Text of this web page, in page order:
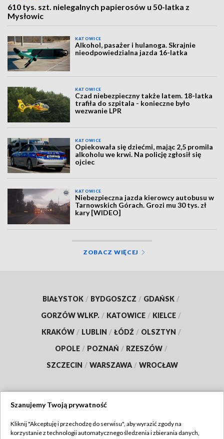
610 tys. szt. nielegalnych papierosów u 50-latka z
Mysłowic
KATOWICE
Alkohol, pasażer i hulanoga. Skrajnie
nieodpowiedzialna jazda 16-latka
KATOWICE
Czad niebezpieczny także latem. 18-latka
trafiła do szpitala - konieczne było
wezwanie LPR
KATOWICE
Opiekowała się dziećmi, mając 2,5 promila
alkoholu we krwi. Na policję zgłosił się
ojciec
KATOWICE
Niebezpieczna jazda kierowcy autobusu w
Tarnowskich Górach. Grozi mu 30 tys. zł
kary [WIDEO]
ZOBACZ WIĘCEJ
BIAŁYSTOK / BYDGOSZCZ / GDAŃSK /
GORZÓW WLKP. / KATOWICE / KIELCE /
KRAKÓW / LUBLIN / ŁÓDŹ / OLSZTYN /
OPOLE / POZNAŃ / RZESZÓW /
SZCZECIN / WARSZAWA / WROCŁAW
TVP
Szanujemy Twoją prywatność
Kliknij "Akceptuję i przechodzę do serwisu", aby wyrazić zgody na
korzystanie z technologii automatycznego śledzenia i zbierania danych,